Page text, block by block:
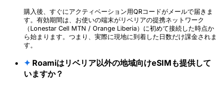
購入後、すぐにアクティベーション用QRコードがメールで届きま
す。有効期間は、お使いの端末がリベリアの提携ネットワーク
（Lonestar Cell MTN / Orange Liberia）に初めて接続した時点か
ら始まります。つまり、実際に現地に到着した日数だけ課金されま
す。
✦ Roamiはリベリア以外の地域向けeSIMも提供して
いますか？